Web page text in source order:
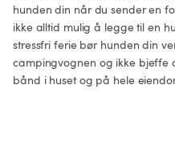
hunden din når du sender en
ikke alltid mulig å legge til en
stressfri ferie bør hunden din
campingvognen og ikke bjeffe
bånd i huset og på hele